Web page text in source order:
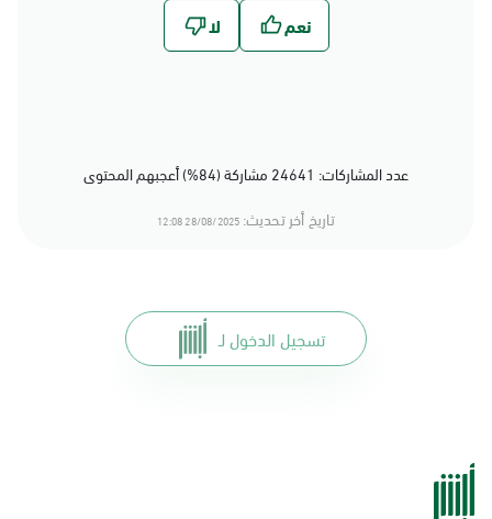
عدد المشاركات: 24641 مشاركة (84%) أعجبهم المحتوى
تاريخ أخر تحديث: 28/08/2025 12:08
تسجيل الدخول لـ